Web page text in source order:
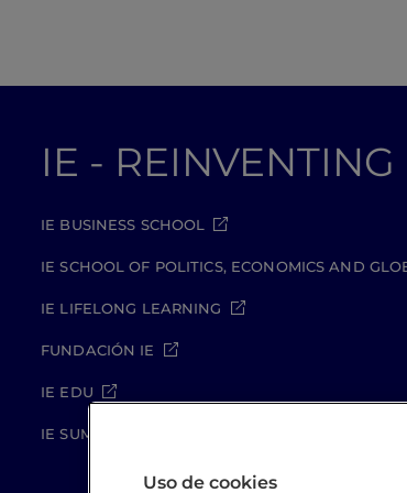
IE -
IE BUSINESS SCHOOL
IE SCHOOL OF POLITICS, ECONOMICS AND
IE LIFELONG LEARNING
FUNDACIÓN IE
IE EDU
IE SUMMER SCHOOL
Uso de cookies